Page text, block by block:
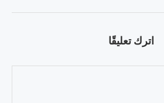
اترك تعليقًا